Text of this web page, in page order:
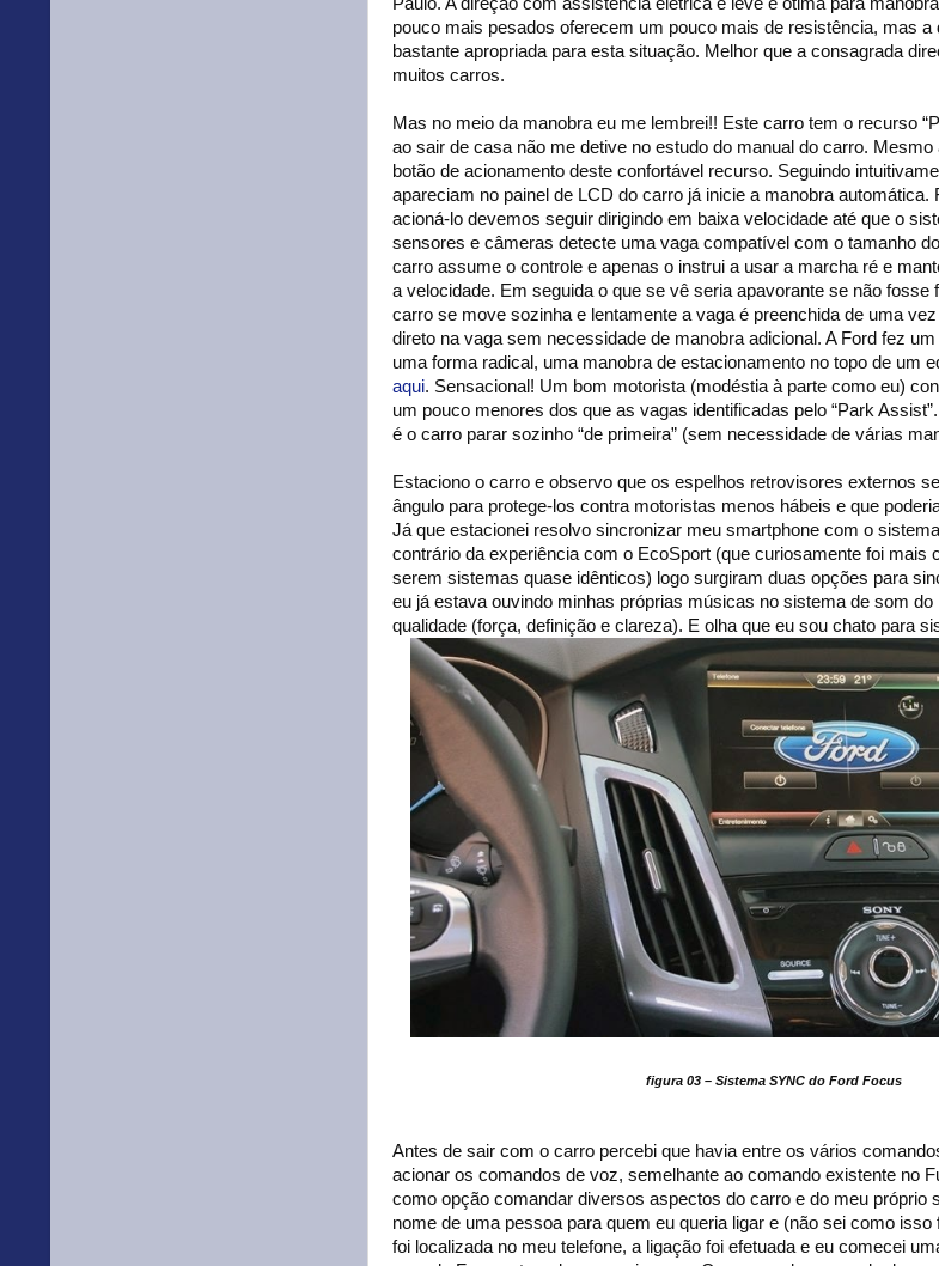
pouco mais pesados oferecem um pouco mais de resistência, mas a
bastante apropriada para esta situação. Melhor que a consagrada
muitos carros.
Mas no meio da manobra eu me lembrei!! Este carro tem o recurso
ao sair de casa não me detive no estudo do manual do carro.
botão de acionamento deste confortável recurso. Seguindo
apareciam no painel de LCD do carro já inicie a manobra automática.
acioná-lo devemos seguir dirigindo em baixa velocidade até que o
sensores e câmeras detecte uma vaga compatível com o tamanho
carro assume o controle e apenas o instrui a usar a marcha ré e
a velocidade. Em seguida o que se vê seria apavorante se não fosse
carro se move sozinha e lentamente a vaga é preenchida de uma
direto na vaga sem necessidade de manobra adicional. A Ford fez
uma forma radical, uma manobra de estacionamento no topo de um
aqui. Sensacional! Um bom motorista (modéstia à parte como eu)
um pouco menores dos que as vagas identificadas pelo “Park
é o carro parar sozinho “de primeira” (sem necessidade de várias
Estaciono o carro e observo que os espelhos retrovisores externos
ângulo para protege-los contra motoristas menos hábeis e que
Já que estacionei resolvo sincronizar meu smartphone com o
contrário da experiência com o EcoSport (que curiosamente foi mais
serem sistemas quase idênticos) logo surgiram duas opções para
eu já estava ouvindo minhas próprias músicas no sistema de som
qualidade (força, definição e clareza). E olha que eu sou chato para
figura 03 – Sistema SYNC do Ford Focus
Antes de sair com o carro percebi que havia entre os vários
acionar os comandos de voz, semelhante ao comando existente no
como opção comandar diversos aspectos do carro e do meu próprio
nome de uma pessoa para quem eu queria ligar e (não sei como isso
foi localizada no meu telefone, a ligação foi efetuada e eu comecei